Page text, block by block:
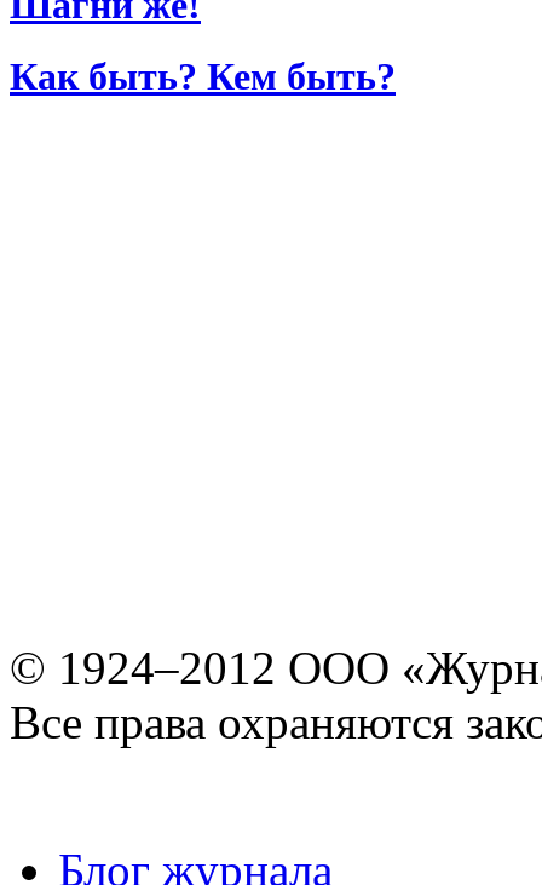
Как быть? Кем быть?
© 1924–2012 ООО
Все права охраняются
Блог журнала